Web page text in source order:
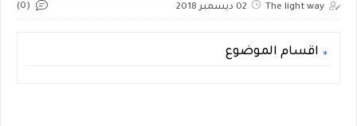
The light way 02 ديسمبر 2018 (0)
اقسام الموضوع